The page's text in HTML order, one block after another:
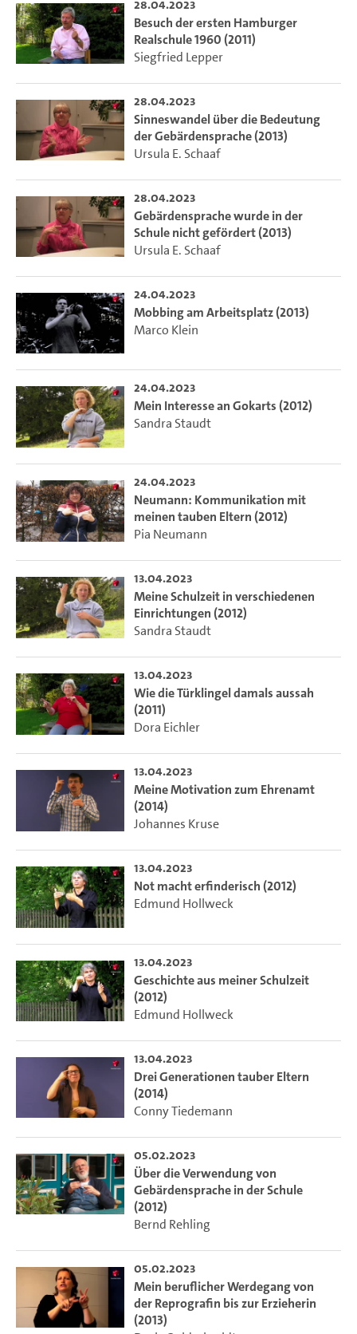
28.04.2023
Besuch der ersten Hamburger
Realschule 1960 (2011)
Siegfried Lepper
28.04.2023
Sinneswandel über die Bedeutung
der Gebärdensprache (2013)
Ursula E. Schaaf
28.04.2023
Gebärdensprache wurde in der
Schule nicht gefördert (2013)
Ursula E. Schaaf
24.04.2023
Mobbing am Arbeitsplatz (2013)
Marco Klein
24.04.2023
Mein Interesse an Gokarts (2012)
Sandra Staudt
24.04.2023
Neumann: Kommunikation mit
meinen tauben Eltern (2012)
Pia Neumann
13.04.2023
Meine Schulzeit in verschiedenen
Einrichtungen (2012)
Sandra Staudt
13.04.2023
Wie die Türklingel damals aussah
(2011)
Dora Eichler
13.04.2023
Meine Motivation zum Ehrenamt
(2014)
Johannes Kruse
13.04.2023
Not macht erfinderisch (2012)
Edmund Hollweck
13.04.2023
Geschichte aus meiner Schulzeit
(2012)
Edmund Hollweck
13.04.2023
Drei Generationen tauber Eltern
(2014)
Conny Tiedemann
05.02.2023
Über die Verwendung von
Gebärdensprache in der Schule
(2012)
Bernd Rehling
05.02.2023
Mein beruflicher Werdegang von
der Reprografin bis zur Erzieherin
(2013)